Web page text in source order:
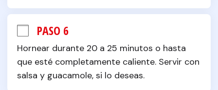
PASO 6
Hornear durante 20 a 25 minutos o hasta
que esté completamente caliente. Servir con
salsa y guacamole, si lo deseas.